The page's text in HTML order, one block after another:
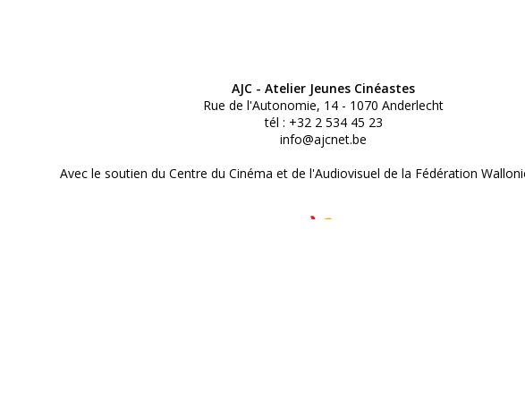
AJC - Atelier Jeunes Cinéastes
Rue de l'Autonomie, 14 - 1070 Anderlecht
tél : +32 2 534 45 23
info@ajcnet.be
Avec le soutien du Centre du Cinéma et de l'Audiovisuel de la Fédération